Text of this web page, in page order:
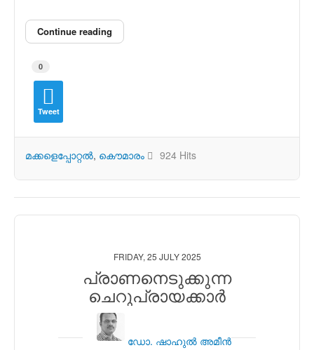
Continue reading
0
Tweet
മക്കളെപ്പോറ്റല്‍ കൌമാരം 924 Hits
FRIDAY, 25 JULY 2025
പ്രാണനെടുക്കുന്ന
ചെറുപ്രായക്കാര്‍
ഡോ. ഷാഹുല്‍ അമീന്‍